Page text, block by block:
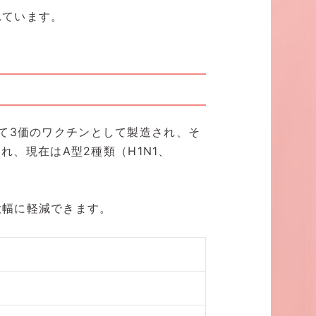
います。
3価のワクチンとして製造され、そ
、現在はA型2種類（H1N1、
に軽減できます。